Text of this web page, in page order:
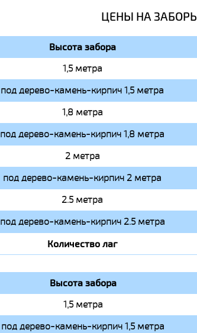
ЦЕНЫ НА
Высота забора
1,5 метра
под дерево-камень-кирпич 1,5 метра
1,8 метра
под дерево-камень-кирпич 1,8 метра
2 метра
под дерево-камень-кирпич 2 метра
2.5 метра
под дерево-камень-кирпич 2.5 метра
Количество лаг
Высота забора
1,5 метра
под дерево-камень-кирпич 1,5 метра